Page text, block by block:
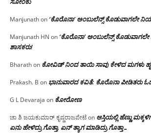
Manjunathon ‘ಕೊರೊನಾ’ ಅಂಬುಲೆನ್ಸ್ ಕೊಡುವಾಗಲೇ
Manjunath HN on ‘ಕೊರೊನಾ’ ಅಂಬುಲೆನ್ಸ್
ಶಾಸಕರು!
Bharathon ಕೋವಿಡ್ ನಿಂದ ತಾಯಿ ಸಾವು ಕೇಳಿದ ಮಗಳು
Prakash. B on ಭಾನುವಾರದ ಕವಿತೆ: ಕೊರೊನಾ ಪೀಡಿತರು
G L Devaraja on ಕೋರೋಣ
ಚಾ ಶಿ ಜಯಕುಮಾರ್ ಕೃಷ್ಣರಾಜಪೇಟೆon ಆಸ್ತಿಯಲ್ಲಿ ಹೆಣ್ಣು
ಏನು ಹೇಳಿದ್ರು ಗೊತ್ತಾ, ಏನ್ ತ್ಯಾಗ ಮಾಡಿದ್ರು ಗೊತ್ತಾ…